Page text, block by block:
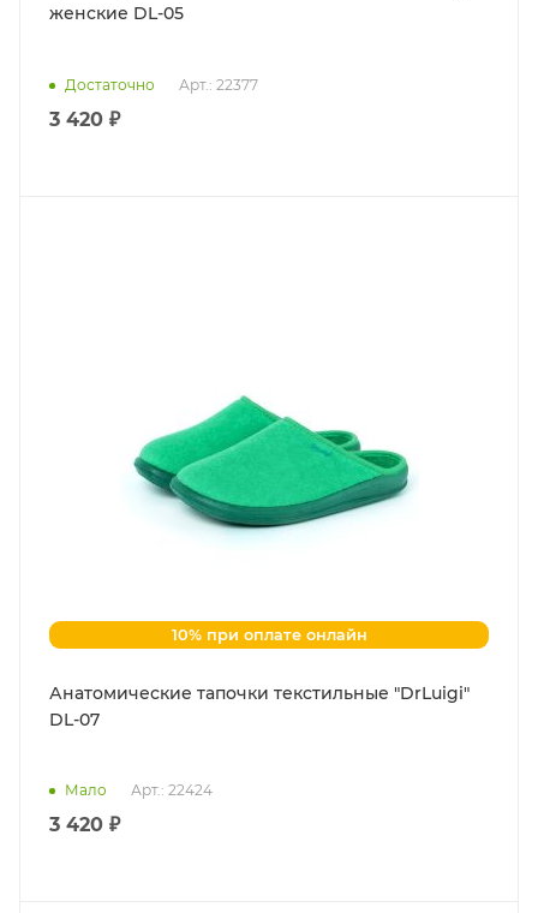
женские DL-05
Достаточно Арт.: 22377
3 420 ₽
10% при оплате онлайн
Анатомические тапочки текстильные "DrLuigi"
DL-07
Мало Арт.: 22424
3 420 ₽